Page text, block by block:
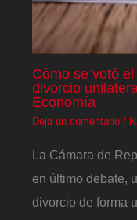
Cómo se votó
divorcio
Economía
Deja un comentario /
La Cámara de
en último debate,
divorcio de forma